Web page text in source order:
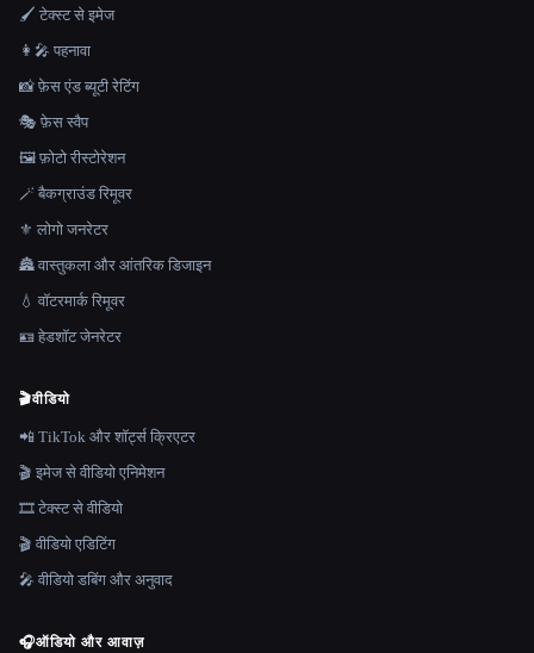
🖌️ टेक्स्ट से इमेज
👩‍🎤 पहनावा
📸 फ़ेस एंड ब्यूटी रेटिंग
🎭 फ़ेस स्वैप
🖼️ फ़ोटो रीस्टोरेशन
🪄 बैकग्राउंड रिमूवर
⚜️ लोगो जनरेटर
🏯 वास्तुकला और आंतरिक डिजाइन
💧 वॉटरमार्क रिमूवर
🪪 हेडशॉट जेनरेटर
🎬वीडियो
📲 TikTok और शॉर्ट्स क्रिएटर
🎬 इमेज से वीडियो एनिमेशन
🎞️ टेक्स्ट से वीडियो
🎬 वीडियो एडिटिंग
🎤 वीडियो डबिंग और अनुवाद
🎧ऑडियो और आवाज़